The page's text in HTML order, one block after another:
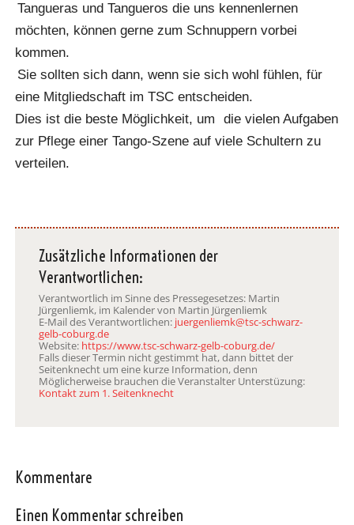
Tangueras und Tangueros die uns kennenlernen
möchten, können gerne zum Schnuppern vorbei
kommen.
Sie sollten sich dann, wenn sie sich wohl fühlen, für
eine Mitgliedschaft im TSC entscheiden.
Dies ist die beste Möglichkeit, um
die vielen Aufgaben
zur Pflege einer Tango-Szene auf viele Schultern zu
verteilen.
Zusätzliche Informationen der
Verantwortlichen:
Verantwortlich im Sinne des Pressegesetzes: Martin
Jürgenliemk, im Kalender von Martin Jürgenliemk
E-Mail des Verantwortlichen: juergenliemk@tsc-schwarz-
gelb-coburg.de
Website: https://www.tsc-schwarz-gelb-coburg.de/
Falls dieser Termin nicht gestimmt hat, dann bittet der
Seitenknecht um eine kurze Information, denn
Möglicherweise brauchen die Veranstalter Unterstüzung:
Kontakt zum 1. Seitenknecht
Kommentare
Einen Kommentar schreiben